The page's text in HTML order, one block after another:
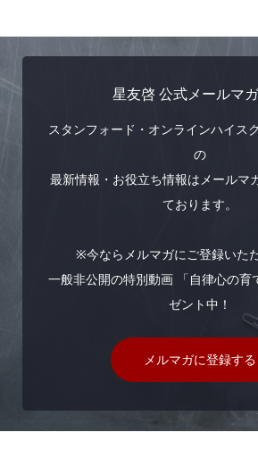
星友啓 公式メールマ
スタンフォード・オンラインハイス
の
最新情報・お役立ち情報はメールマ
ております。
※今ならメルマガにご登録いた
一般非公開の特別動画 「自律心の育
ゼント中！
メルマガに登録する